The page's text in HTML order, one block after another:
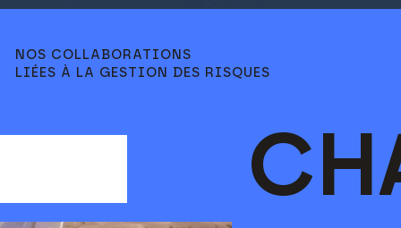
NOS COLLABORATIONS
LIÉES À LA GESTION DES RISQUES